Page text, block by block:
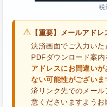
税
⚠ 【重要】メールアド
決済画面でご入力い
PDFダウンロード案内
アドレスにお間違い
ない可能性がございま
済リンク先でのメー
意くださいますようお